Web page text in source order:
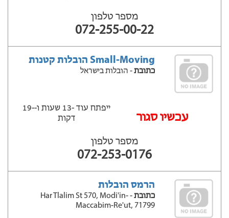
מספר טלפון
072-255-00-22
Small-Moving הובלות קטנות
כתובת- הובלות בישראל
‫עכשיו סגור
ייפתח עוד -13 שעות ‫ו--19
דקות
מספר טלפון
072-253-0176
הרמס הובלות
כתובת
- Har Tlalim St 570, Modi'in-
Maccabim-Re'ut, 71799